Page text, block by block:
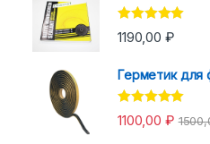
Оценка 5.00
из 5
1190,00 ₽
Герметик для
Оценка 5.00
из 5
1100,00 ₽